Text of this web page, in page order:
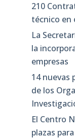
210
técnico en
La
la
empresas
14 nuevas
de los
El Centro
plazas